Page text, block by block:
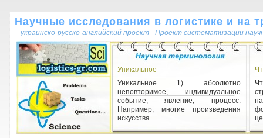
Научные исследования в логистике и на
украинско-русско-английский проект - Проект систематизации
Уникальное
Уникальное 1) абсолютно
неповторимое, индивидуальное
событие, явление, процесс.
Например, многие произведения
искусства...